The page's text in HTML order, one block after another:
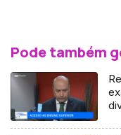
Pode também